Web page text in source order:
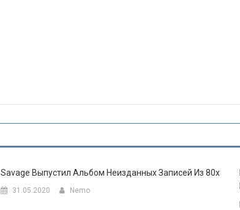
Savage Выпустил Альбом Неизданных Записей Из 80х
31.05.2020 Nemo